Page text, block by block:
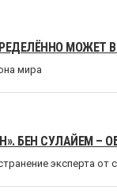
МОЖЕТ
мира
БЕН СУЛАЙЕМ –
эксперта от